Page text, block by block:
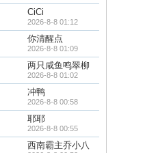
CiCi
2026-8-8 01:12
你清醒点
2026-8-8 01:09
两只咸鱼鸣翠柳
2026-8-8 01:02
冲鸭
2026-8-8 00:58
耶耶
2026-8-8 00:55
西南霸主乔小八